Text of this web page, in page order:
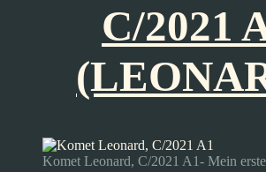
C/2021
Komet Leonard, C/2021 A1- Mein